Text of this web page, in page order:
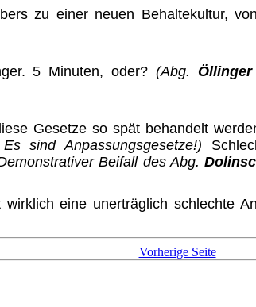
zu einer neuen Behaltekultur,
5 Minuten, oder? (Abg. Öllinger
Gesetze so spät behandelt
Es sind Anpassungsgeset­ze!)
Beifall des Abg.
eine unerträglich schlechte
Vorherige Seite